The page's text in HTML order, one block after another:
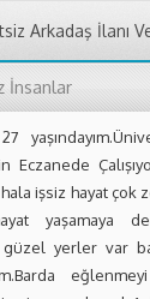
Arkadaş İlanı
İnsanlar
Eczanede
işsiz hayat çok
yaşamaya
güzel yerler var